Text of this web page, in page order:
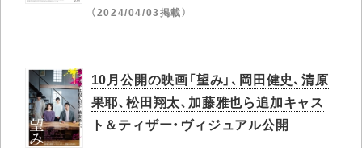
（2024/04/03掲載）
10月公開の映画「望み」、岡田健史、清原
果耶、松田翔太、加藤雅也ら追加キャス
ト＆ティザー・ヴィジュアル公開